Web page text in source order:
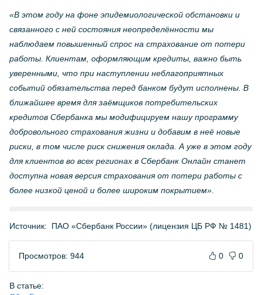
«В этом году на фоне эпидемиологической обстановки и
связанного с ней состояния неопределённости мы
наблюдаем повышенный спрос на страхование от потери
работы. Клиентам, оформляющим кредиты, важно быть
уверенными, что при наступлении неблагоприятных
событий обязательства перед банком будут исполнены. В
ближайшее время для заёмщиков потребительских
кредитов Сбербанка мы модифицируем нашу программу
добровольного страхования жизни и добавим в неё новые
риски, в том числе риск снижения оклада. А уже в этом году
для клиентов во всех регионах в Сбербанк Онлайн станет
доступна новая версия страхования от потери работы с
более низкой ценой и более широким покрытием».
Источник: ПАО «Сбербанк России» (лицензия ЦБ РФ № 1481)
Просмотров: 944 0 0
В статье: